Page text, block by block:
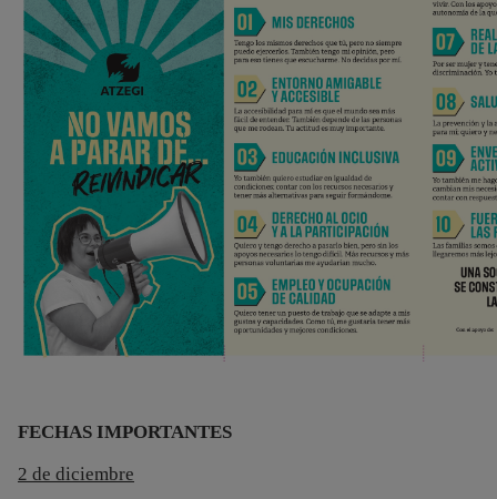
FECHAS IMPORTANTES
2 de diciembre